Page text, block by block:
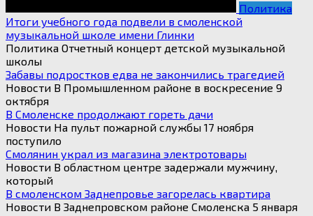
Политика
Итоги учебного года подвели в смоленской
музыкальной школе имени Глинки
Политика Отчетный концерт детской музыкальной
школы
Забавы подростков едва не закончились трагедией
Новости В Промышленном районе в воскресение 9
октября
В Смоленске продолжают гореть дачи
Новости На пульт пожарной службы 17 ноября
поступило
Смолянин украл из магазина электротовары
Новости В областном центре задержали мужчину,
который
В смоленском Заднепровье загорелась квартира
Новости В Заднепровском районе Смоленска 5 января